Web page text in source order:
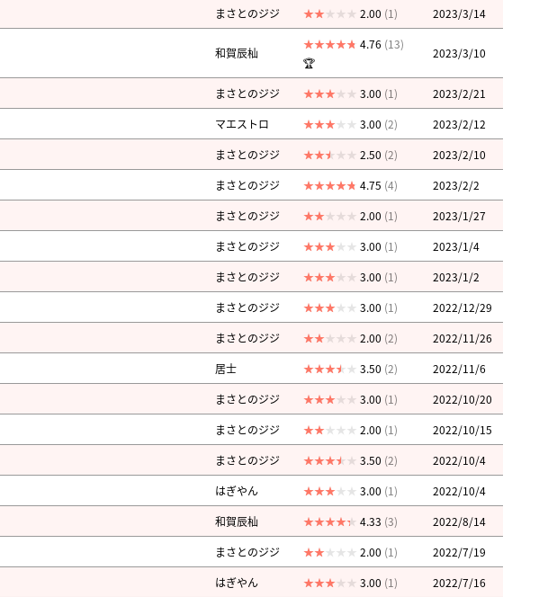
まさとのジジ 2.00 (1) 2023/3/14
和賀辰杣
4.76 (13)
🏆
2023/3/10
まさとのジジ 3.00 (1)
2023/2/21
マエストロ 3.00 (2)
2023/2/12
まさとのジジ 2.50 (2)
2023/2/10
まさとのジジ 4.75 (4)
2023/2/2
まさとのジジ 2.00 (1)
2023/1/27
まさとのジジ 3.00 (1)
2023/1/4
まさとのジジ 3.00 (1)
2023/1/2
まさとのジジ 3.00 (1)
2022/12/29
まさとのジジ 2.00 (2)
2022/11/26
居士 3.50 (2)
2022/11/6
まさとのジジ 3.00 (1)
2022/10/20
まさとのジジ 2.00 (1)
2022/10/15
まさとのジジ 3.50 (2)
2022/10/4
はぎやん 3.00 (1)
2022/10/4
和賀辰杣 4.33 (3)
2022/8/14
まさとのジジ 2.00 (1)
2022/7/19
はぎやん 3.00 (1)
2022/7/16